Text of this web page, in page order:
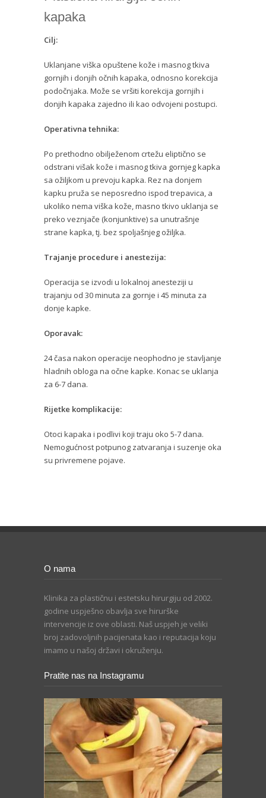
kapaka
Cilj:
Uklanjane viška opuštene kože i masnog tkiva
gornjih i donjih očnih kapaka, odnosno korekcija
podočnjaka. Može se vršiti korekcija gornjih i
donjih kapaka zajedno ili kao odvojeni postupci.
Operativna tehnika:
Po prethodno obilježenom crtežu eliptično se
odstrani višak kože i masnog tkiva gornjeg kapka
sa ožiljkom u prevoju kapka. Rez na donjem
kapku pruža se neposredno ispod trepavica, a
ukoliko nema viška kože, masno tkivo uklanja se
preko veznjače (konjunktive) sa unutrašnje
strane kapka, tj. bez spoljašnjeg ožiljka.
Trajanje procedure i anestezija:
Operacija se izvodi u lokalnoj anesteziji u
trajanju od 30 minuta za gornje i 45 minuta za
donje kapke.
Oporavak:
24 časa nakon operacije neophodno je stavljanje
hladnih obloga na očne kapke. Konac se uklanja
za 6-7 dana.
Rijetke komplikacije:
Otoci kapaka i podlivi koji traju oko 5-7 dana.
Nemogućnost potpunog zatvaranja i suzenje oka
su privremene pojave.
O nama
Klinika za plastičnu i estetsku hirurgiju od 2002.
godine uspješno obavlja sve hirurške
intervencije iz ove oblasti. Naš uspjeh je veliki
broj zadovoljnih pacijenata kao i reputacija koju
imamo u našoj državi i okruženju.
Pratite nas na Instagramu